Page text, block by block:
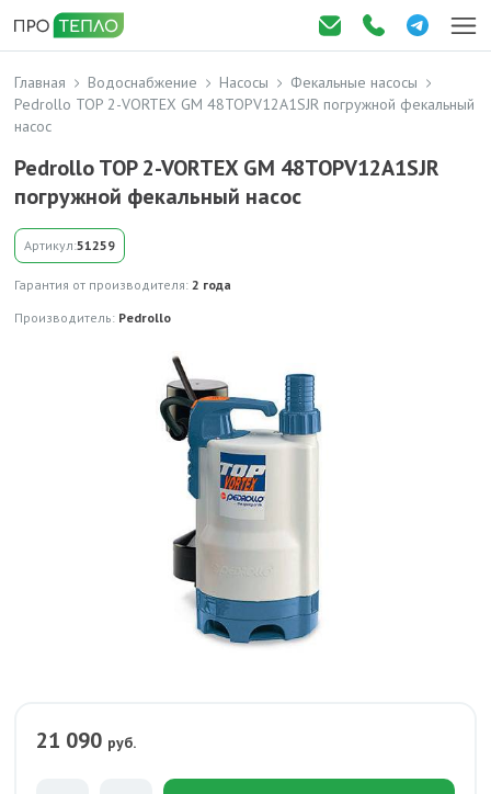
Главная Водоснабжение Насосы
Фекальные насосы
Pedrollo TOP 2-VORTEX GM 48TOPV12A1SJR погружной фекальный
насос
Pedrollo TOP 2-VORTEX GM 48TOPV12A1SJR
погружной фекальный насос
Артикул:51259
Гарантия от производителя: 2 года
Производитель: Pedrollo
21 090 руб.